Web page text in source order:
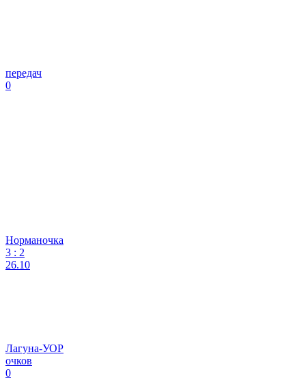
передач
0
Норманочка
3 : 2
26.10
Лагуна-УОР
очков
0